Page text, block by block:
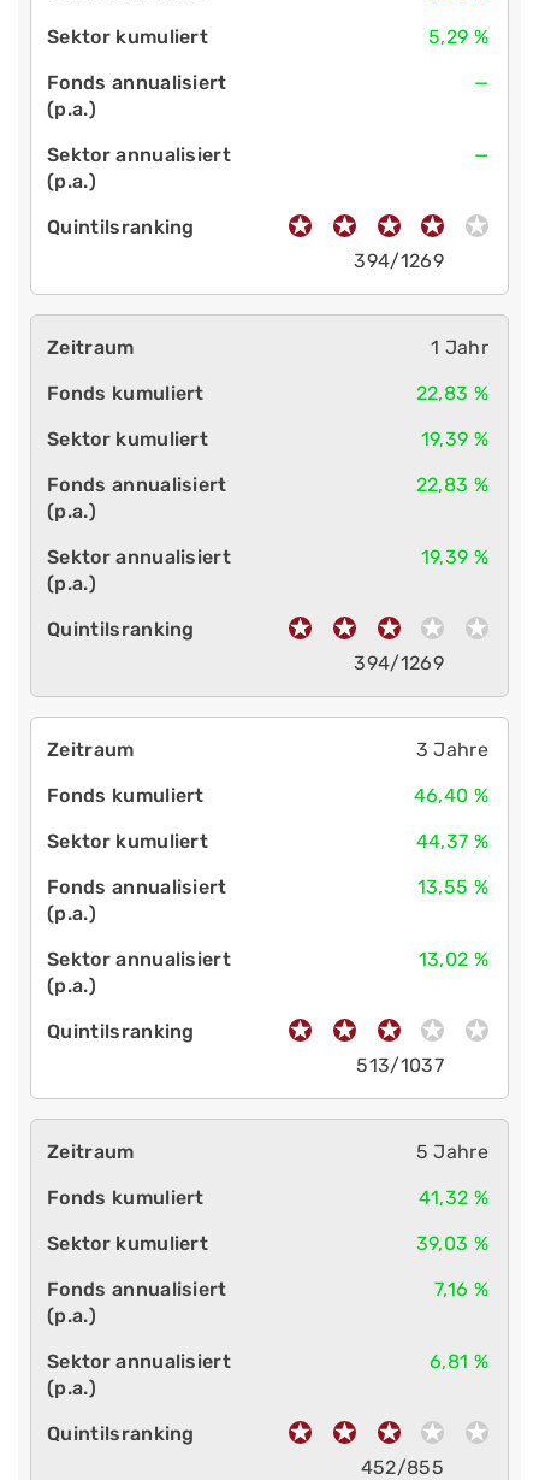
5,29 %
—
—
394/1269
1 Jahr
22,83 %
19,39 %
22,83 %
19,39 %
394/1269
3 Jahre
46,40 %
44,37 %
13,55 %
13,02 %
513/1037
5 Jahre
41,32 %
39,03 %
7,16 %
6,81 %
452/855